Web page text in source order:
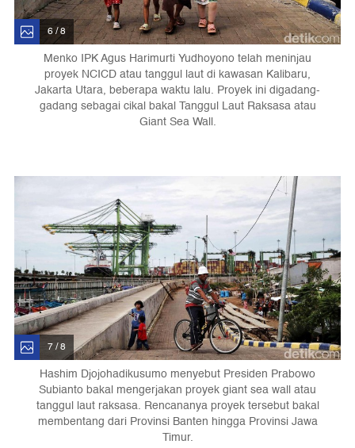
6 / 8
Menko IPK Agus Harimurti Yudhoyono telah meninjau
proyek NCICD atau tanggul laut di kawasan Kalibaru,
Jakarta Utara, beberapa waktu lalu. Proyek ini digadang-
gadang sebagai cikal bakal Tanggul Laut Raksasa atau
Giant Sea Wall.
7 / 8
Hashim Djojohadikusumo menyebut Presiden Prabowo
Subianto bakal mengerjakan proyek giant sea wall atau
tanggul laut raksasa. Rencananya proyek tersebut bakal
membentang dari Provinsi Banten hingga Provinsi Jawa
Timur.